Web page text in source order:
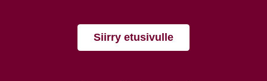
Siirry etusivulle